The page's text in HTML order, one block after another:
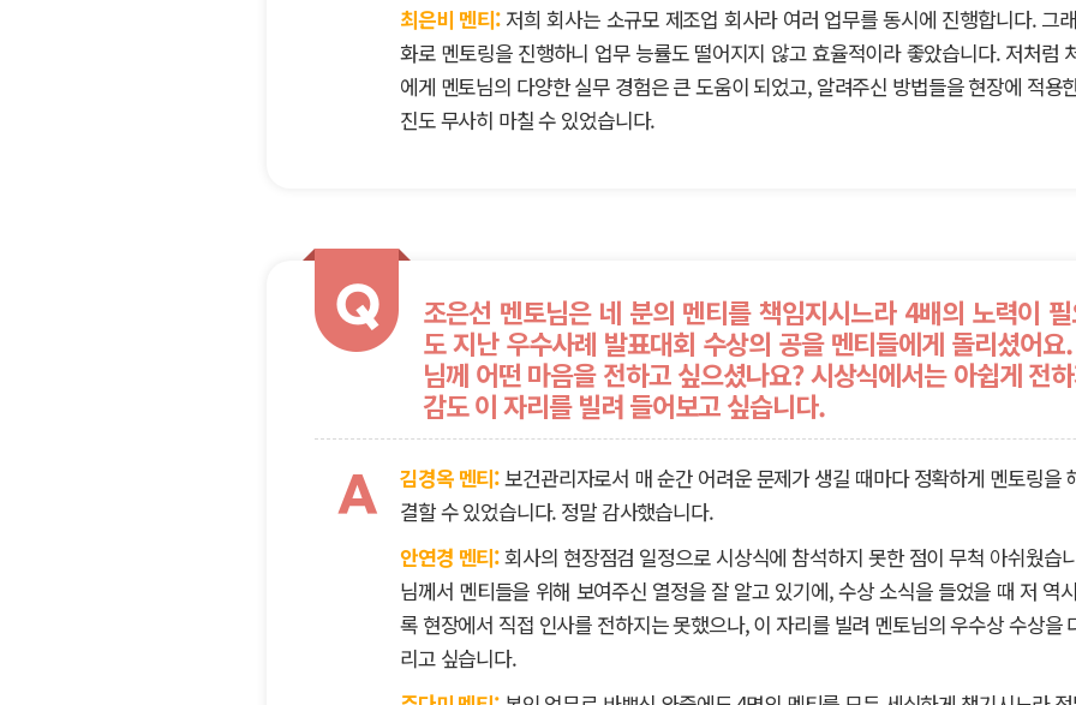
최은비 멘티: 저희 회사는 소규모 제조업 회사라 여러 업무를 동시에 진행합니다. 그
화로 멘토링을 진행하니 업무 능률도 떨어지지 않고 효율적이라 좋았습니다. 저처럼
에게 멘토님의 다양한 실무 경험은 큰 도움이 되었고, 알려주신 방법들을 현장에 적용
진도 무사히 마칠 수 있었습니다.
Q
조은선 멘토님은 네 분의 멘티를 책임지시느라 4배의 노력이
도 지난 우수사례 발표대회 수상의 공을 멘티들에게 돌리셨어
님께 어떤 마음을 전하고 싶으셨나요? 시상식에서는 아쉽게 전
감도 이 자리를 빌려 들어보고 싶습니다.
A 김경옥 멘티:보건관리자로서 매 순간 어려운 문제가 생길 때마다 정확하게 멘토링을
결할 수 있었습니다. 정말 감사했습니다.
안연경 멘티:회사의 현장점검 일정으로 시상식에 참석하지 못한 점이 무척 아쉬웠습
님께서 멘티들을 위해 보여주신 열정을 잘 알고 있기에, 수상 소식을 들었을 때 저 역
록 현장에서 직접 인사를 전하지는 못했으나, 이 자리를 빌려 멘토님의 우수상 수상을
리고 싶습니다.